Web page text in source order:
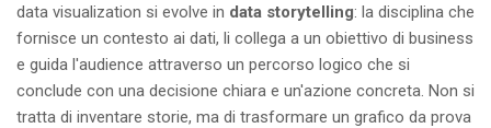
data visualization si evolve in data storytelling: la disciplina che
fornisce un contesto ai dati, li collega a un obiettivo di business
e guida l'audience attraverso un percorso logico che si
conclude con una decisione chiara e un'azione concreta. Non si
tratta di inventare storie, ma di trasformare un grafico da prova